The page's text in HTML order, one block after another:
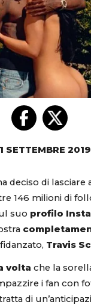
SETTEMBRE 2019
deciso di lasciare
146 milioni di
suo profilo
Travis
volta che la
i fan con
di